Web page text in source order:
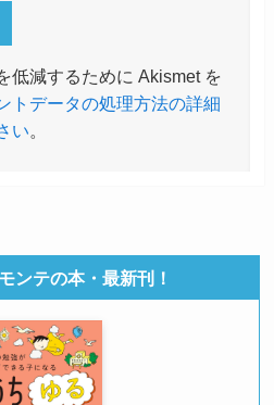
低減するために Akismet を
トデータの処理方法の詳細
い。
ンテの本・最新刊！